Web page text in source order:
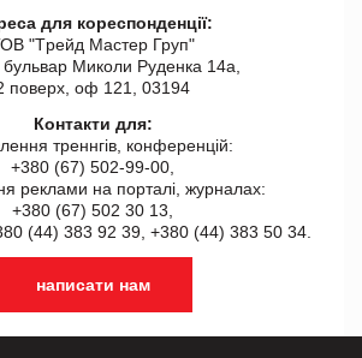
для кореспонденції:
"Tрейд Мастер Груп"
бульвар Миколи Руденка 14а,
поверх, оф 121, 03194
Контакти для:
треннгів, конференцій:
+380 (67) 502-99-00,
реклами на порталі, журналах:
+380 (67) 502 30 13,
(44) 383 92 39, +380 (44) 383 50 34.
написати нам